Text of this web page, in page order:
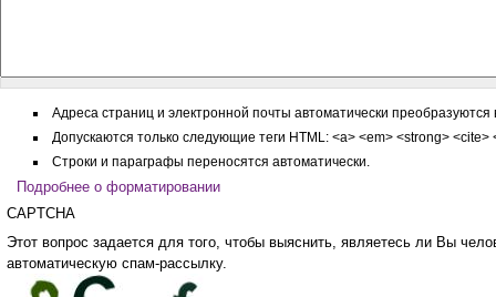
Адреса страниц и электронной почты автоматически преобразуются
Допускаются только следующие теги HTML: <a> <em> <strong>
Строки и параграфы переносятся автоматически.
Подробнее о форматировании
CAPTCHA
Этот вопрос задается для того, чтобы выяснить, являетесь ли Вы человеком или представляете из себя
автоматическую спам-рассылку.